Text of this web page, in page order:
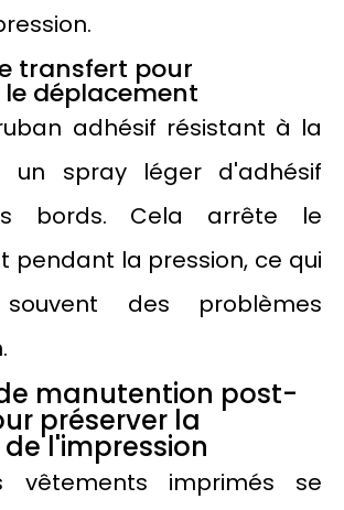
transfert pour
déplacement
adhésif résistant à la
un spray léger d'adhésif
bords. Cela arrête le
pendant la pression, ce qui
souvent des problèmes
manutention post-
préserver la
l'impression
vêtements imprimés se